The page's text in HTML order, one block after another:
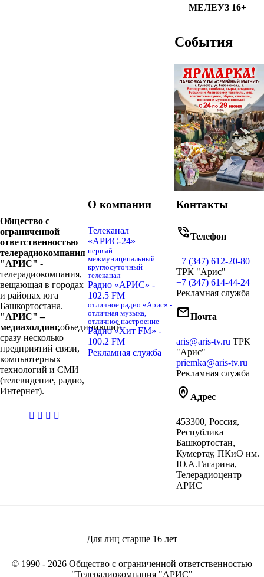
МЕЛЕУЗ 16+
События
Общество с
ограниченной
ответственностью
телерадиокомпания
"АРИС" -
телерадиокомпания,
вещающая в городах
и районах юга
Башкортостана.
"АРИС" –
медиахолдинг,объединивший
сразу несколько
предприятий связи,
компьютерных
технологий и СМИ
(телевидение, радио,
Интернет).
casibom
О компании
Телеканал
«АРИС-24»
первый
межмуниципальный
круглосуточный
телеканал
Радио «АРИС» -
102.5 FM
отличное радио «Арис» -
отличная музыка,
отличное настроение
Радио «Хит FM» -
100.2 FM
Рекламная служба
Контакты
phone_in_talkТелефон
+7 (347) 612-20-80
ТРК "Арис"
+7 (347) 614-44-24
Рекламная служба
mailПочта
aris@aris-tv.ru ТРК
"Арис"
priemka@aris-tv.ru
Рекламная служба
home_pin Адрес
453300, Россия,
Республика
Башкортостан,
Кумертау, ПКиО им.
Ю.А.Гагарина,
Телерадиоцентр
АРИС
Для лиц старше 16 лет
© 1990 - 2026 Общество с ограниченной ответственностью
"Телерадиокомпания "АРИС"